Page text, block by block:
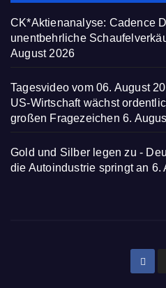
CK*Aktienanalyse: Cadence
unentbehrliche
August 2026
Tagesvideo vom 06. August
US-Wirtschaft wächst
großen Fragezeichen 6.
Gold und Silber legen zu -
die Autoindustrie springt an 6.